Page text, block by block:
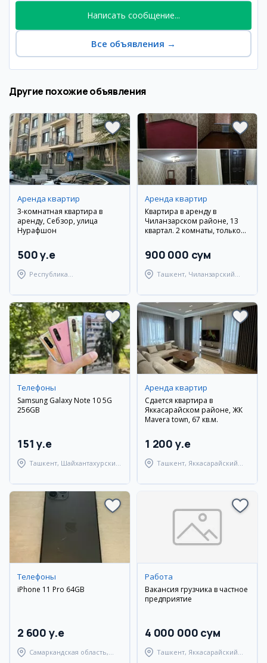
Написать сообщение...
Все объявления →
Другие похожие объявления
Аренда квартир
3-комнатная квартира в
аренду, Себзор, улица
Нурафшон
500 y.e
Республика
Берунийский район
Аренда квартир
Квартира в аренду в
Чиланзарском районе, 13
квартал. 2 комнаты, только
900 000 сум
Ташкент, Чиланзарский
Телефоны
Samsung Galaxy Note 10 5G
256GB
151 y.e
Ташкент, Шайхантахурский
Аренда квартир
Сдается квартира в
Яккасарайском районе, ЖК
Mavera town, 67 кв.м.
1 200 y.e
Ташкент, Яккасарайский
Телефоны
iPhone 11 Pro 64GB
2 600 y.e
Самаркандская область,
Работа
Вакансия грузчика в частное
предприятие
4 000 000 сум
Ташкент, Яккасарайский